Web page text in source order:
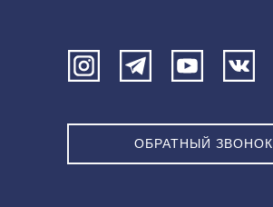
ОБРАТНЫЙ ЗВОНОК